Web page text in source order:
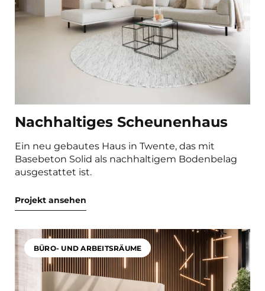
Nachhaltiges Scheunenhaus
Ein neu gebautes Haus in Twente, das mit
Basebeton Solid als nachhaltigem Bodenbelag
ausgestattet ist.
Projekt ansehen
BÜRO- UND ARBEITSRÄUME